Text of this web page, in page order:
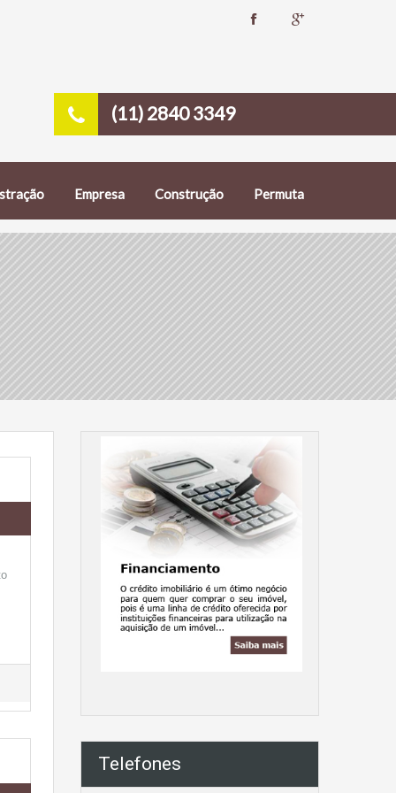
(11) 2840 3349
Empresa Construção Permuta
Telefones